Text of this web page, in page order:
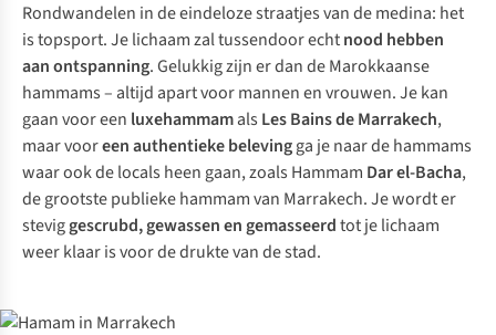
Rondwandelen in de eindeloze straatjes van de medina: het
is topsport. Je lichaam zal tussendoor echtnood hebben
aan ontspanning. Gelukkig zijn er dan de Marokkaanse
hammams – altijd apart voor mannen en vrouwen. Je kan
gaan voor een luxehammamals Les Bains de Marrakech,
maar vooreen authentieke belevingga je naar de hammams
waar ook de locals heen gaan, zoals Hammam Dar el-Bacha,
de grootste publieke hammam van Marrakech. Je wordt er
steviggescrubd, gewassen en gemasseerdtot je lichaam
weer klaar is voor de drukte van de stad.